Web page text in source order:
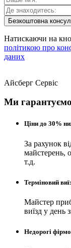
Безкоштовна
Натискаючи на
політикою про
даних
Айсберг Сервіс
Ми
Ціни до 30%
За рахунок
майстерень,
т.д.
Терміновий
Майстер
виїзд у день
Недорогі